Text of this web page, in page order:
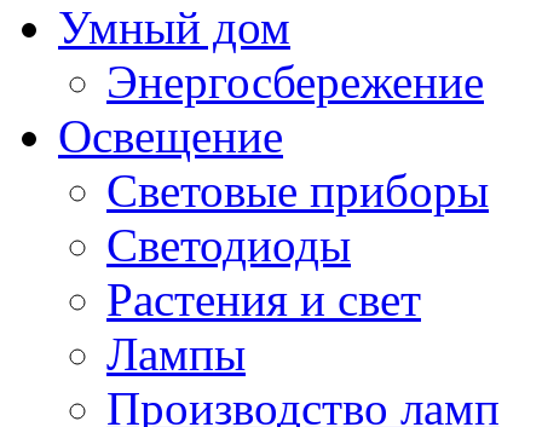
Умный дом
Энергосбережение
Освещение
Световые приборы
Светодиоды
Растения и свет
Лампы
Производство ламп